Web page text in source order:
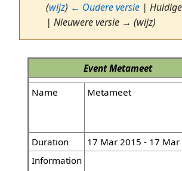
(wijz) ← Oudere versie |
| Nieuwere versie → (wijz)
EventMetameet
Name
Metameet
Duration
17 Mar 2015 - 17 Mar
Information